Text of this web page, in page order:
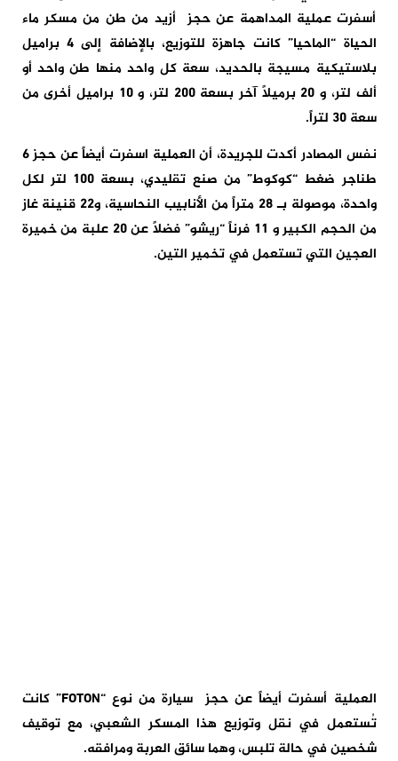
أسفرت عملية المداهمة عن حجز أزيد من طن من مسكر ماء
الحياة “الماحيا” كانت جاهزة للتوزيع، بالإضافة إلى 4 براميل
بلاستيكية مسيجة بالحديد، سعة كل واحد منها طن واحد أو
ألف لتر، و 20 برميلاً آخر بسعة 200 لتر، و 10 براميل أخرى من
سعة 30 لتراً.
نفس المصادر أكدت للجريدة، أن العملية اسفرت أيضاً عن حجز 6
طناجر ضغط “كوكوط” من صنع تقليدي، بسعة 100 لتر لكل
واحدة، موصولة بـ 28 متراً من الأنابيب النحاسية، و22 قنينة غاز
من الحجم الكبير و 11 فرناً “ريشو” فضلاً عن 20 علبة من خميرة
العجين التي تستعمل في تخمير التين.
​العملية أسفرت أيضاً عن حجز سيارة من نوع “FOTON” كانت
تُستعمل في نقل وتوزيع هذا المسكر الشعبي، مع توقيف
شخصين في حالة تلبس، وهما سائق العربة ومرافقه.